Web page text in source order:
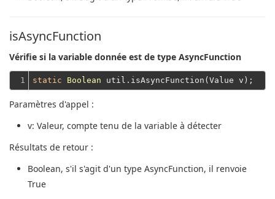
isAsyncFunction
Vérifie si la variable donnée est de type AsyncFunction
1 static Boolean
Paramètres d'appel :
v: Valeur, compte tenu de la variable à détecter
Résultats de retour :
Boolean, s'il s'agit d'un type AsyncFunction, il renvoie
True